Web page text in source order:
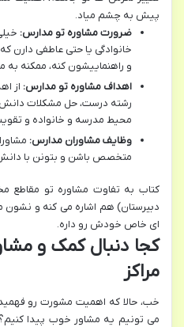
پیش به چشم میاد.
ضرورت مشاوره تو مدارس:
خانوادگی یا حتی عاطفی دارن
و راهنماییشون کنه، ممکنه به
اهداف مشاوره تو مدارس: از
رشته درست، حل مشکلات دانش
محیط مدرسه و خانواده و
وظایف مشاوران مدارس:
متخصص باشن و بتونن با دانش
کتاب به تفاوت مشاوره تو مقاطع
دبیرستان) هم اشاره می کنه و نشون
ای خاص خودش رو داره.
کجا دنبال کمک و
مراکز
خب، حالا که اهمیت مشورت رو
می تونیم یه مشاور خوب پیدا